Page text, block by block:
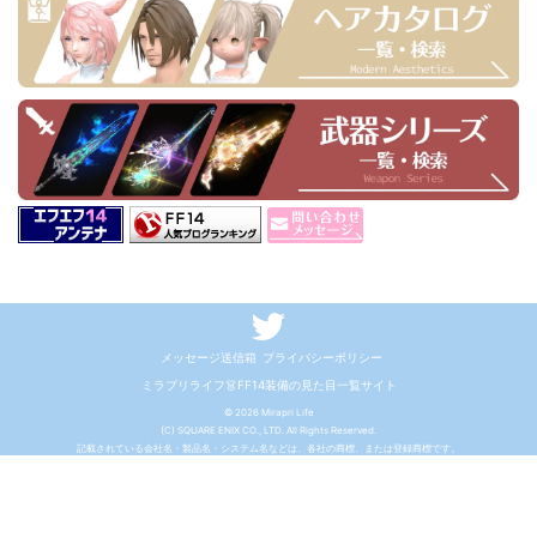
メッセージ送信箱 プライバシーポリシー
ミラプリライフ👗FF14装備の見た目一覧サイト
© 2026 Mirapri Life
(C) SQUARE ENIX CO., LTD. All Rights Reserved.
記載されている会社名・製品名・システム名などは、各社の商標、または登録商標です。